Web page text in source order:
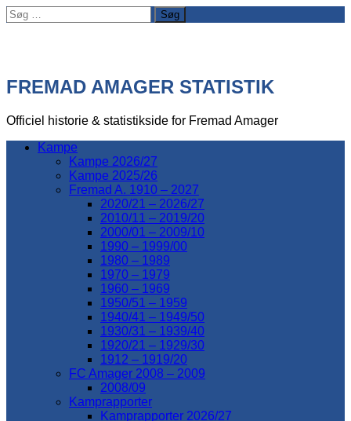
Søg
efter:
FREMAD AMAGER STATISTIK
Officiel historie & statistikside for Fremad Amager
Kampe
Kampe 2026/27
Kampe 2025/26
Fremad A. 1910 – 2027
2020/21 – 2026/27
2010/11 – 2019/20
2000/01 – 2009/10
1990 – 1999/00
1980 – 1989
1970 – 1979
1960 – 1969
1950/51 – 1959
1940/41 – 1949/50
1930/31 – 1939/40
1920/21 – 1929/30
1912 – 1919/20
FC Amager 2008 – 2009
2008/09
Kamprapporter
Kamprapporter 2026/27